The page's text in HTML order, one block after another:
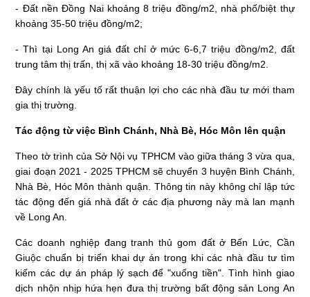
- Đất nền Đồng Nai khoảng 8 triệu đồng/m2, nhà phố/biệt thự
khoảng 35-50 triệu đồng/m2;
- Thì tại Long An giá đất chỉ ở mức 6-6,7 triệu đồng/m2, đất
trung tâm thị trấn, thị xã vào khoảng 18-30 triệu đồng/m2.
Đây chính là yếu tố rất thuận lợi cho các nhà đầu tư mới tham
gia thị trường.
Tác động từ việc Bình Chánh, Nhà Bè, Hóc Môn lên quận
Theo tờ trình của Sở Nội vụ TPHCM vào giữa tháng 3 vừa qua,
giai đoạn 2021 - 2025 TPHCM sẽ chuyển 3 huyện Bình Chánh,
Nhà Bè, Hóc Môn thành quận. Thông tin này không chỉ lập tức
tác động đến giá nhà đất ở các địa phương này mà lan mạnh
về Long An.
Các doanh nghiệp đang tranh thủ gom đất ở Bến Lức, Cần
Giuộc chuẩn bị triển khai dự án trong khi các nhà đầu tư tìm
kiếm các dự án pháp lý sạch để "xuống tiền". Tình hình giao
dịch nhộn nhịp hứa hẹn đưa thị trường bất động sản Long An